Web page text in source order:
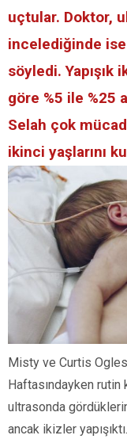
uçtular. Doktor,
incelediğinde ise
söyledi. Yapışık
göre %5 ile %25
Selah çok
ikinci yaşlarını
Misty ve Curtis
Haftasındayken
ultrasonda
ancak ikizler